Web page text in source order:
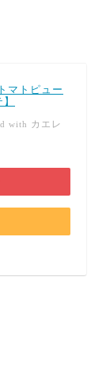
マトピュー
with カエレ